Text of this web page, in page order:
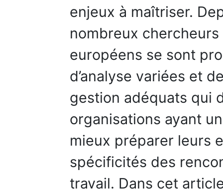
enjeux à maîtriser.
nombreux
européens se sont
d’analyse variées et
gestion adéquats qui
organisations ayant
mieux préparer leurs
spécificités des
travail. Dans cet